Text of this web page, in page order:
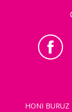
HONI BURUZ